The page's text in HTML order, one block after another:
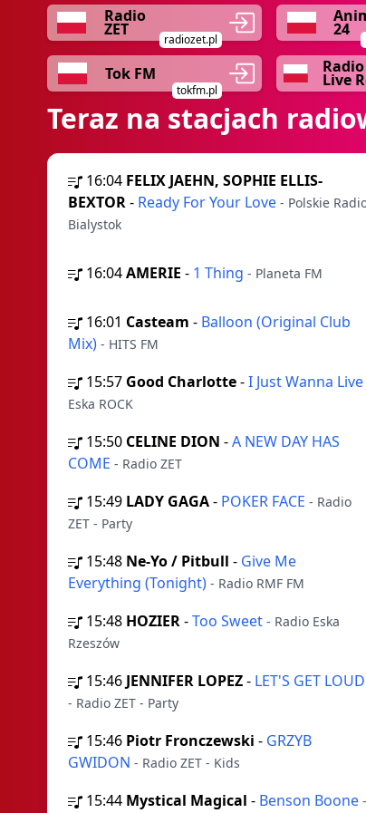
Radio
ZET
radiozet.pl
24
Tok FM
tokfm.pl
Live
Teraz na stacjach
16:04 FELIX JAEHN, SOPHIE ELLIS-
BEXTOR- Ready For Your Love - Polskie
Bialystok
16:04AMERIE - 1 Thing - Planeta FM
16:01 Casteam - Balloon (Original Club
Mix) - HITS FM
15:57 Good Charlotte-I Just Wanna Live
Eska ROCK
15:50 CELINE DION -A NEW DAY HAS
COME - Radio ZET
15:49 LADY GAGA- POKER FACE - Radio
ZET - Party
15:48 Ne-Yo / Pitbull - Give Me
Everything (Tonight) - Radio RMF FM
15:48 HOZIER-Too Sweet - Radio Eska
Rzeszów
15:46 JENNIFER LOPEZ- LET'S GET LOUD
- Radio ZET - Party
15:46 Piotr Fronczewski - GRZYB
GWIDON - Radio ZET - Kids
15:44 Mystical Magical - Benson Boone -